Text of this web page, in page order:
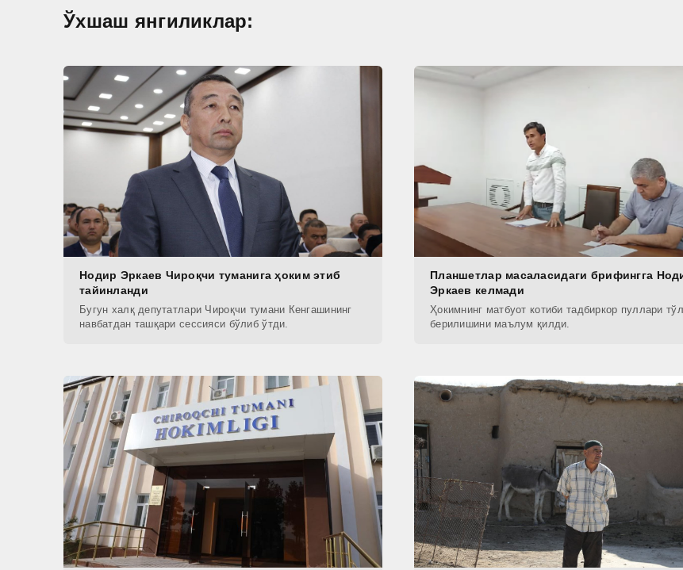
Ўхшаш янгиликлар:
Нодир Эркаев Чироқчи туманига ҳоким этиб
тайинланди
Бугун халқ депутатлари Чироқчи тумани Кенгашининг
навбатдан ташқари сессияси бўлиб ўтди.
Планшетлар масаласидаги брифингга
Эркаев келмади
Ҳокимнинг матбуот котиби тадбиркор пуллари
берилишини маълум қилди.